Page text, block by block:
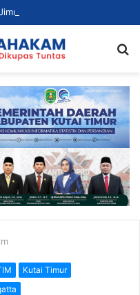
Kutai Timur